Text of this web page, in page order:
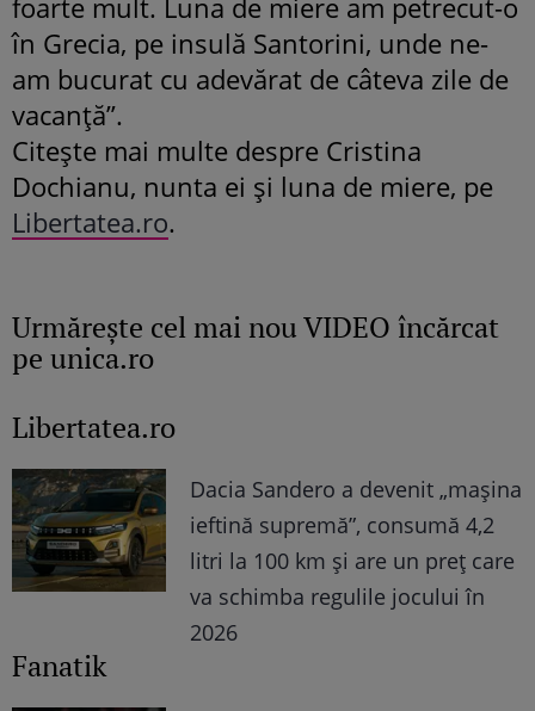
în Grecia, pe insulă Santorini, unde ne-
am bucurat cu adevărat de câteva zile de
vacanță”.
Citeşte mai multe despre Cristina
Dochianu, nunta ei şi luna de miere, pe
Libertatea.ro.
Urmăreşte cel mai nou VIDEO încărcat
pe unica.ro
Libertatea.ro
Dacia Sandero a devenit „mașina
ieftină supremă”, consumă 4,2
litri la 100 km și are un preț care
va schimba regulile jocului în
2026
Fanatik